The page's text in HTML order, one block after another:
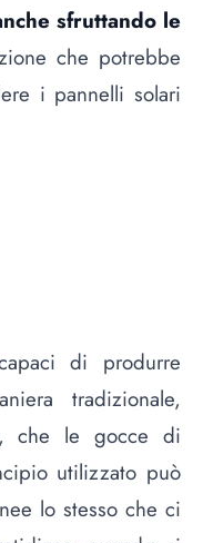
sfruttando le
che potrebbe
i pannelli solari
di produrre
tradizionale,
che le gocce di
utilizzato può
lo stesso che ci